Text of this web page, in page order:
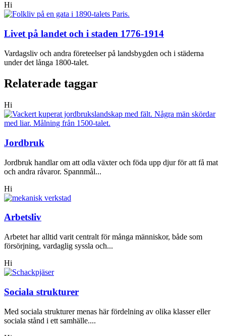
Hi
Livet på landet och i staden 1776-1914
Vardagsliv och andra företeelser på landsbygden och i städerna
under det långa 1800-talet.
Relaterade taggar
Hi
Jordbruk
Jordbruk handlar om att odla växter och föda upp djur för att få mat
och andra råvaror. Spannmål...
Hi
Arbetsliv
Arbetet har alltid varit centralt för många människor, både som
försörjning, vardaglig syssla och...
Hi
Sociala strukturer
Med sociala strukturer menas här fördelning av olika klasser eller
sociala stånd i ett samhälle....